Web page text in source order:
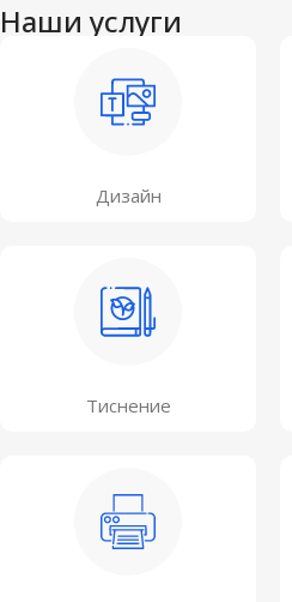
Наши услуги
Дизайн
Тиснение